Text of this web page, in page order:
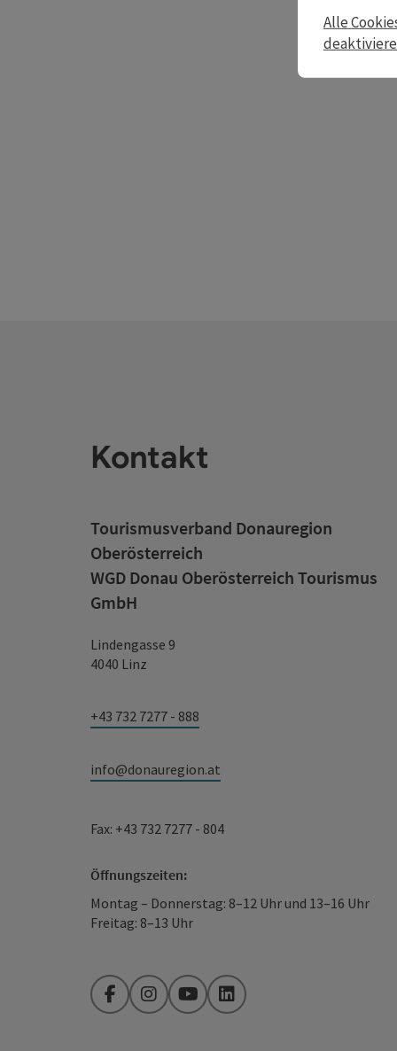
Kontakt
Tourismusverband Donauregion
Oberösterreich
WGD Donau Oberösterreich Tourismus
GmbH
Lindengasse 9
4040 Linz
+43 732 7277 - 888
info@donauregion.at
Fax: +43 732 7277 - 804
Öffnungszeiten:
Montag – Donnerstag: 8–12 Uhr und 13–16 Uhr
Freitag: 8–13 Uhr
FacebookInstagramYouTubeLinkedIn
Alle